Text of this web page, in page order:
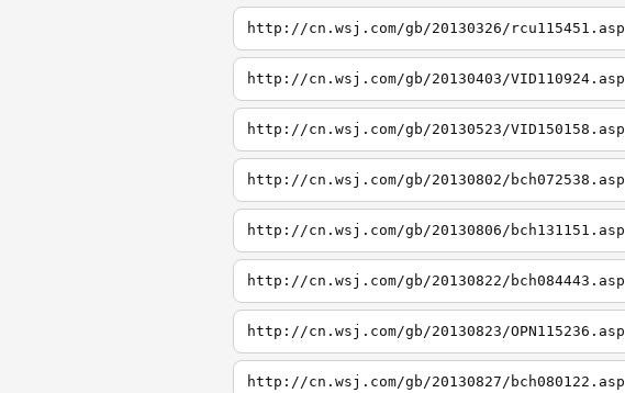
http://cn.wsj.com/gb/20130326/rcu115451.asp
http://cn.wsj.com/gb/20130403/VID110924.asp
http://cn.wsj.com/gb/20130523/VID150158.asp
http://cn.wsj.com/gb/20130802/bch072538.asp
http://cn.wsj.com/gb/20130806/bch131151.asp
http://cn.wsj.com/gb/20130822/bch084443.asp
http://cn.wsj.com/gb/20130823/OPN115236.asp
http://cn.wsj.com/gb/20130827/bch080122.asp